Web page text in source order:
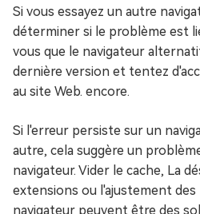
Si vous essayez un autre
déterminer si le problème est
vous que le navigateur
dernière version et tentez
au site Web. encore.
Si l'erreur persiste sur un
autre, cela suggère un
navigateur. Vider le cache, La
extensions ou l'ajustement des
navigateur peuvent être des